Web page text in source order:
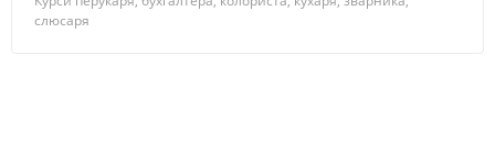
слюсаря